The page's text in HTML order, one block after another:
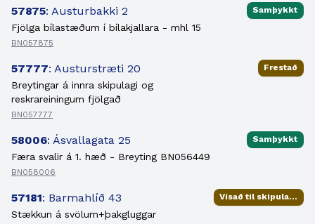
57875: Austurbakki 2
Fjölga bílastæðum í bílakjallara - mhl 15
BN057875
Samþykkt
57777: Austurstræti 20
Breytingar á innra skipulagi og
reskrareiningum fjölgað
BN057777
Frestað
58006: Ásvallagata 25
Færa svalir á 1. hæð - Breyting BN056449
BN058006
Samþykkt
57181: Barmahlíð 43
Stækkun á svölum+þakgluggar
Vísað til skipulagsfulltrúa